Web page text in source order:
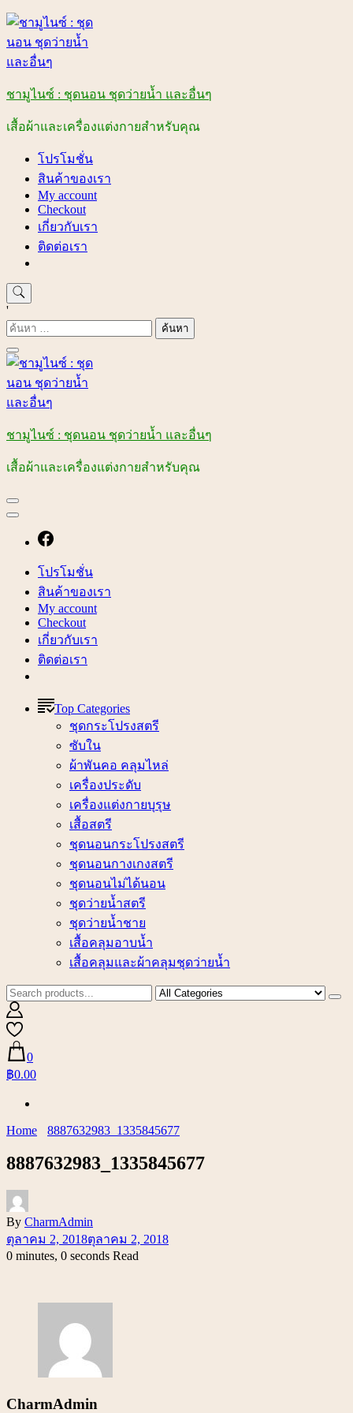
Skip
content
ชามูไนซ์ : ชุดนอน ชุดว่ายน้ำ และอื่นๆ
เสื้อผ้าและเครื่องแต่งกายสำหรับคุณ
โปรโมชั่น
สินค้าของเรา
My account
Checkout
เกี่ยวกับเรา
ติดต่อเรา
'
ค้นหา
สำหรับ:
ชามูไนซ์ : ชุดนอน ชุดว่ายน้ำ และอื่นๆ
เสื้อผ้าและเครื่องแต่งกายสำหรับคุณ
โปรโมชั่น
สินค้าของเรา
My account
Checkout
เกี่ยวกับเรา
ติดต่อเรา
Top Categories
ชุดกระโปรงสตรี
ซับใน
ผ้าพันคอ คลุมไหล่
เครื่องประดับ
เครื่องแต่งกายบุรุษ
เสื้อสตรี
ชุดนอนกระโปรงสตรี
ชุดนอนกางเกงสตรี
ชุดนอนไม่ได้นอน
ชุดว่ายน้ำสตรี
ชุดว่ายน้ำชาย
เสื้อคลุมอาบน้ำ
เสื้อคลุมและผ้าคลุมชุดว่ายน้ำ
0
฿0.00
Home 8887632983_1335845677
8887632983_1335845677
By CharmAdmin
ตุลาคม 2, 2018ตุลาคม 2, 2018
0 minutes, 0 seconds Read
CharmAdmin